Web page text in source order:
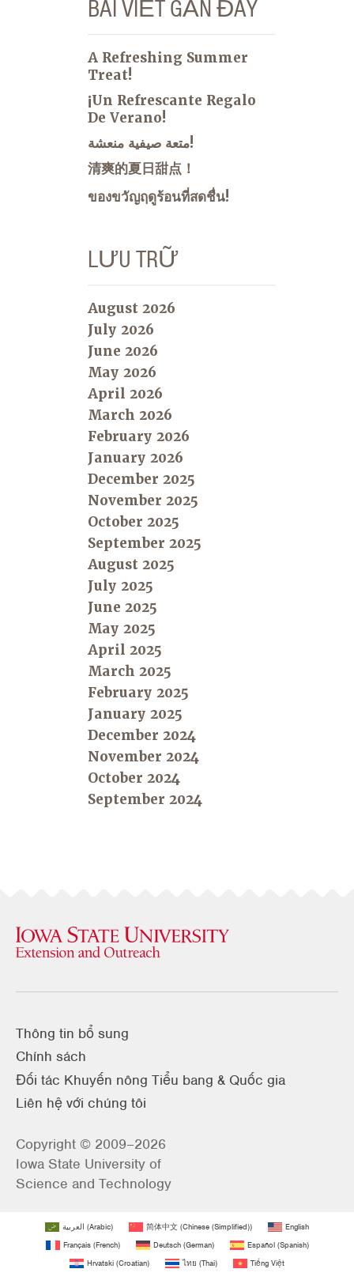
BÀI VIẾT GẦN ĐÂY
A Refreshing Summer
Treat!
¡Un Refrescante Regalo
De Verano!
متعة صيفية منعشة!
清爽的夏日甜点！
ของขวัญฤดูร้อนที่สดชื่น!
LƯU TRỮ
August 2026
July 2026
June 2026
May 2026
April 2026
March 2026
February 2026
January 2026
December 2025
November 2025
October 2025
September 2025
August 2025
July 2025
June 2025
May 2025
April 2025
March 2025
February 2025
January 2025
December 2024
November 2024
October 2024
September 2024
Thông tin bổ sung
Chính sách
Đối tác Khuyến nông Tiểu bang & Quốc gia
Liên hệ với chúng tôi
Copyright © 2009–2026
Iowa State University of
Science and Technology
العربية (Arabic) 简体中文 (Chinese (Simplified))
English
Français(French) Deutsch(German) Español(Spanish)
Hrvatski (Croatian) ไทย (Thai) Tiếng Việt